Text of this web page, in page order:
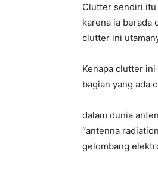
Clutter sendiri itu
karena ia berada
clutter ini
Kenapa clutter
bagian yang ada
dalam dunia
“antenna
gelombang